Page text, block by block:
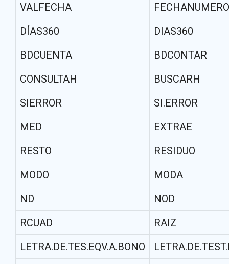
VALFECHA
FECHANUMERO
DÍAS360
DIAS360
BDCUENTA
BDCONTAR
CONSULTAH
BUSCARH
SIERROR
SI.ERROR
MED
EXTRAE
RESTO
RESIDUO
MODO
MODA
ND
NOD
RCUAD
RAIZ
LETRA.DE.TES.EQV.A.BONO